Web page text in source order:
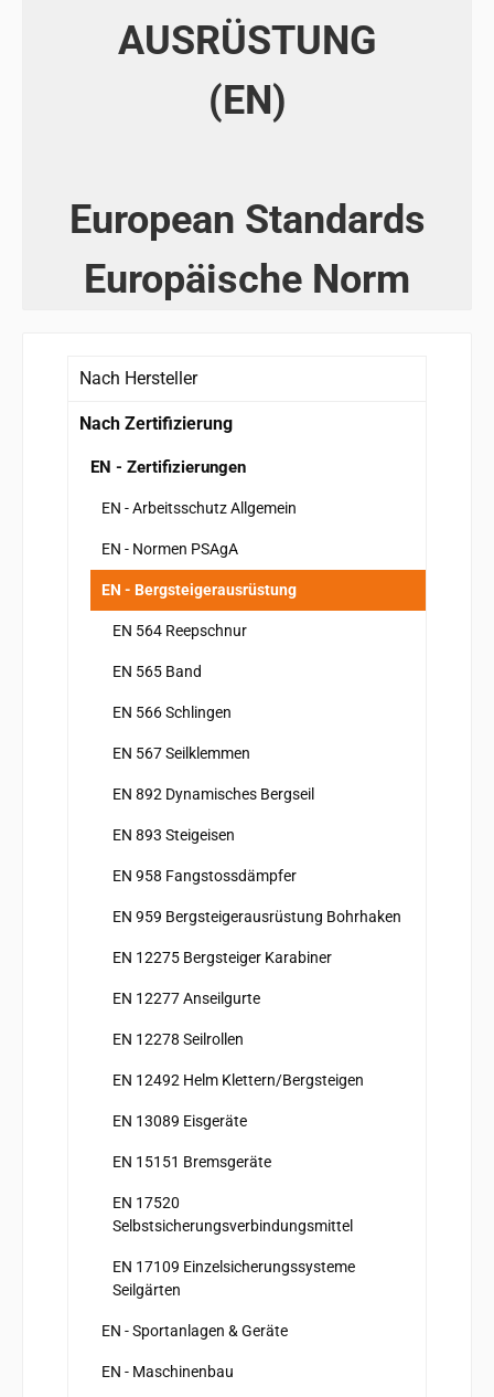
AUSRÜSTUNG
(EN)
European Standards
Europäische Norm
Nach Hersteller
Nach Zertifizierung
EN - Zertifizierungen
EN - Arbeitsschutz Allgemein
EN - Normen PSAgA
EN - Bergsteigerausrüstung
EN 564 Reepschnur
EN 565 Band
EN 566 Schlingen
EN 567 Seilklemmen
EN 892 Dynamisches Bergseil
EN 893 Steigeisen
EN 958 Fangstossdämpfer
EN 959 Bergsteigerausrüstung Bohrhaken
EN 12275 Bergsteiger Karabiner
EN 12277 Anseilgurte
EN 12278 Seilrollen
EN 12492 Helm Klettern/Bergsteigen
EN 13089 Eisgeräte
EN 15151 Bremsgeräte
EN 17520
Selbstsicherungsverbindungsmittel
EN 17109 Einzelsicherungssysteme
Seilgärten
EN - Sportanlagen & Geräte
EN - Maschinenbau